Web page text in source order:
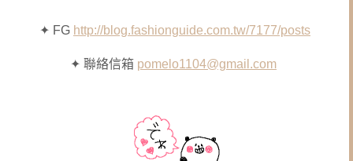
✦ FG http://blog.fashionguide.com.tw/7177/posts
✦ 聯絡信箱 pomelo1104@gmail.com